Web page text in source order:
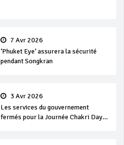
7 Avr 2026
‘Phuket Eye’ assurera la sécurité
pendant Songkran
3 Avr 2026
Les services du gouvernement
fermés pour la Journée Chakri Day